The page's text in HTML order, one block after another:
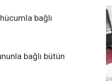
bağlı
bağlı bütün